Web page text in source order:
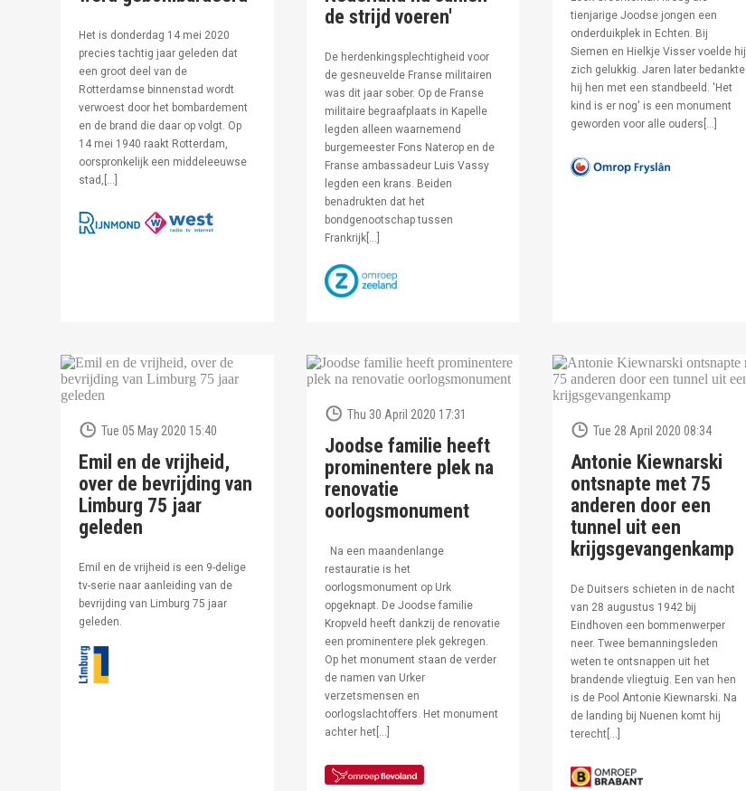
Het is donderdag 14 mei 2020
precies tachtig jaar geleden dat
een groot deel van de
Rotterdamse binnenstad wordt
verwoest door het bombardement
en de brand die daar op volgt. Op
14 mei 1940 raakt Rotterdam,
oorspronkelijk een middeleeuwse
stad,[…]
de strijd voeren'
De herdenkingsplechtigheid voor
de gesneuvelde Franse militairen
was dit jaar sober. Op de Franse
militaire begraafplaats in Kapelle
legden alleen waarnemend
burgemeester Fons Naterop en de
Franse ambassadeur Luis Vassy
legden een krans. Beiden
benadrukten dat het
bondgenootschap tussen
Frankrijk[…]
tienjarige Joodse jongen een
onderduikplek in Echten. Bij
Siemen en Hielkje Visser voelde hij
zich gelukkig. Jaren later bedankte
hij hen met een standbeeld. 'Het
kind is er nog' is een monument
geworden voor alle ouders[…]
Tue 05 May 2020 15:40
Emil en de vrijheid,
over de bevrijding van
Limburg 75 jaar
geleden
Emil en de vrijheid is een 9-delige
tv-serie naar aanleiding van de
bevrijding van Limburg 75 jaar
geleden.
Thu 30 April 2020 17:31
Joodse familie heeft
prominentere plek na
renovatie
oorlogsmonument
Na een maandenlange
restauratie is het
oorlogsmonument op Urk
opgeknapt. De Joodse familie
Kropveld heeft dankzij de renovatie
een prominentere plek gekregen.
Op het monument staan de verder
de namen van Urker
verzetsmensen en
oorlogslachtoffers. Het monument
achter het[…]
Tue 28 April 2020 08:34
Antonie Kiewnarski
ontsnapte met 75
anderen door een
tunnel uit een
krijgsgevangenkamp
De Duitsers schieten in de nacht
van 28 augustus 1942 bij
Eindhoven een bommenwerper
neer. Twee bemanningsleden
weten te ontsnappen uit het
brandende vliegtuig. Een van hen
is de Pool Antonie Kiewnarski. Na
de landing bij Nuenen komt hij
terecht[…]